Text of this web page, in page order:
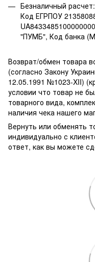
Безналичный расчет:
Код ЕГРПОУ
"ПУМБ", Код банка
Возврат/обмен товара
(согласно Закону
12.05.1991 №1023-XII)
условии что товар не
товарного вида,
наличия чека нашего
Вернуть или обменять
индивидуально с
ответ, как вы можете